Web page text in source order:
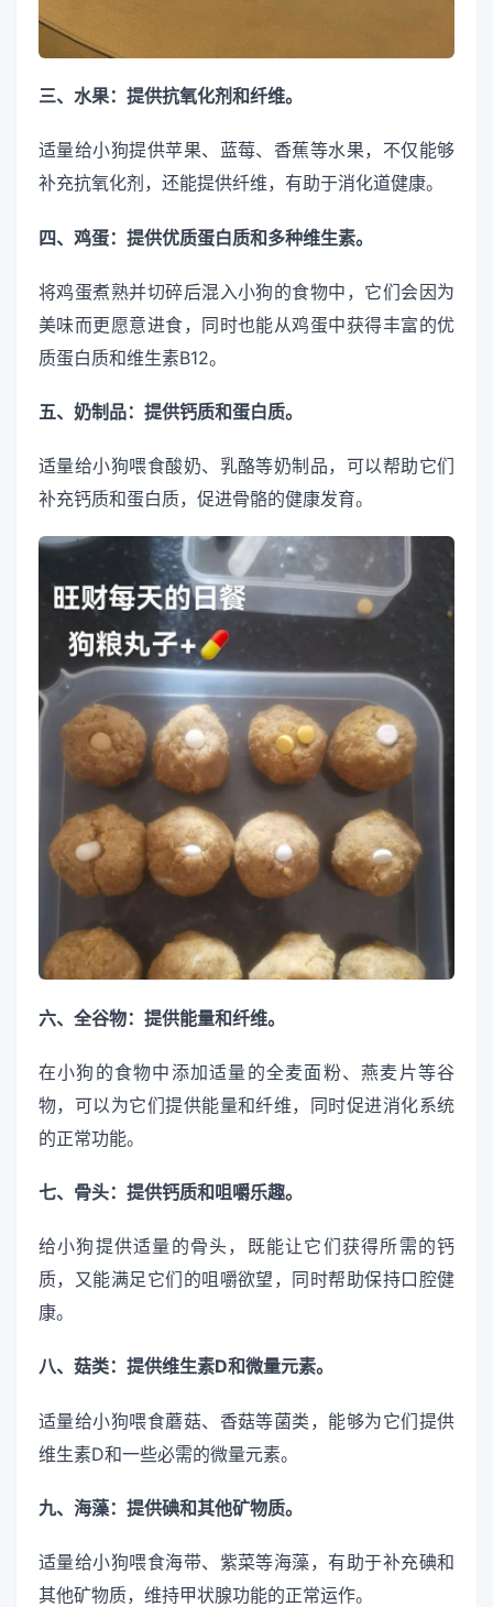
三、水果：提供抗氧化剂和纤维。
适量给小狗提供苹果、蓝莓、香蕉等水果，不仅能够
补充抗氧化剂，还能提供纤维，有助于消化道健康。
四、鸡蛋：提供优质蛋白质和多种维生素。
将鸡蛋煮熟并切碎后混入小狗的食物中，它们会因为
美味而更愿意进食，同时也能从鸡蛋中获得丰富的优
质蛋白质和维生素B12。
五、奶制品：提供钙质和蛋白质。
适量给小狗喂食酸奶、乳酪等奶制品，可以帮助它们
补充钙质和蛋白质，促进骨骼的健康发育。
六、全谷物：提供能量和纤维。
在小狗的食物中添加适量的全麦面粉、燕麦片等谷
物，可以为它们提供能量和纤维，同时促进消化系统
的正常功能。
七、骨头：提供钙质和咀嚼乐趣。
给小狗提供适量的骨头，既能让它们获得所需的钙
质，又能满足它们的咀嚼欲望，同时帮助保持口腔健
康。
八、菇类：提供维生素D和微量元素。
适量给小狗喂食蘑菇、香菇等菌类，能够为它们提供
维生素D和一些必需的微量元素。
九、海藻：提供碘和其他矿物质。
适量给小狗喂食海带、紫菜等海藻，有助于补充碘和
其他矿物质，维持甲状腺功能的正常运作。